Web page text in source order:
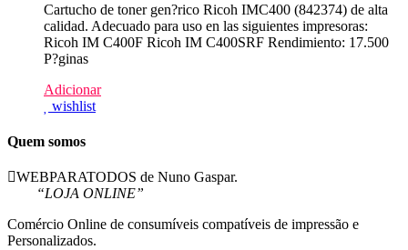
Cartucho de toner gen?rico Ricoh IMC400 (842374) de alta
calidad. Adecuado para uso en las siguientes impresoras:
Ricoh IM C400F Ricoh IM C400SRF Rendimiento: 17.500
P?ginas
Adicionar
wishlist
Quem somos
WEBPARATODOS de Nuno Gaspar.
“LOJA ONLINE”
Comércio Online de consumíveis compatíveis de impressão e
Personalizados.